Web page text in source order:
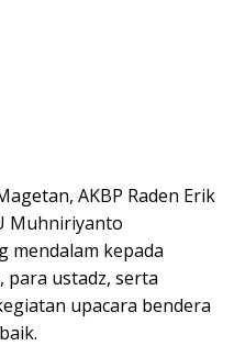
AKBP Raden Erik
Muhniriyanto
mendalam kepada
ustadz, serta
upacara bendera